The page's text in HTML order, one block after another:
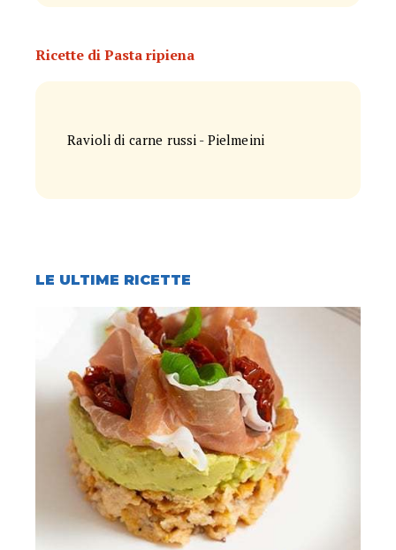
Ricette di Pasta ripiena
Ravioli di carne russi - Pielmeini
LE ULTIME RICETTE